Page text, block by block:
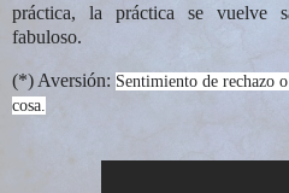
práctica, la práctica se vuelve
fabuloso.
(*) Aversión: Sentimiento de rechazo
cosa.